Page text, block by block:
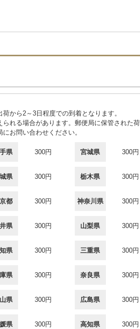
から2～3日程度での到着となります。
れる場合があります。郵便局に保管された
お問い合わせください。
県 300円 宮城県 300円
県 300円 栃木県 300円
都 300円 神奈川県 300円
県 300円 山梨県 300円
県 300円 三重県 300円
県 300円 奈良県 300円
県 300円 広島県 300円
県 300円 高知県 300円